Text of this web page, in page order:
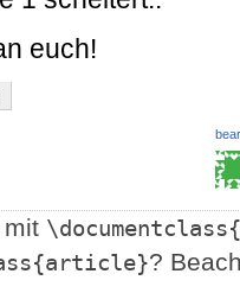
euch!
mit
?